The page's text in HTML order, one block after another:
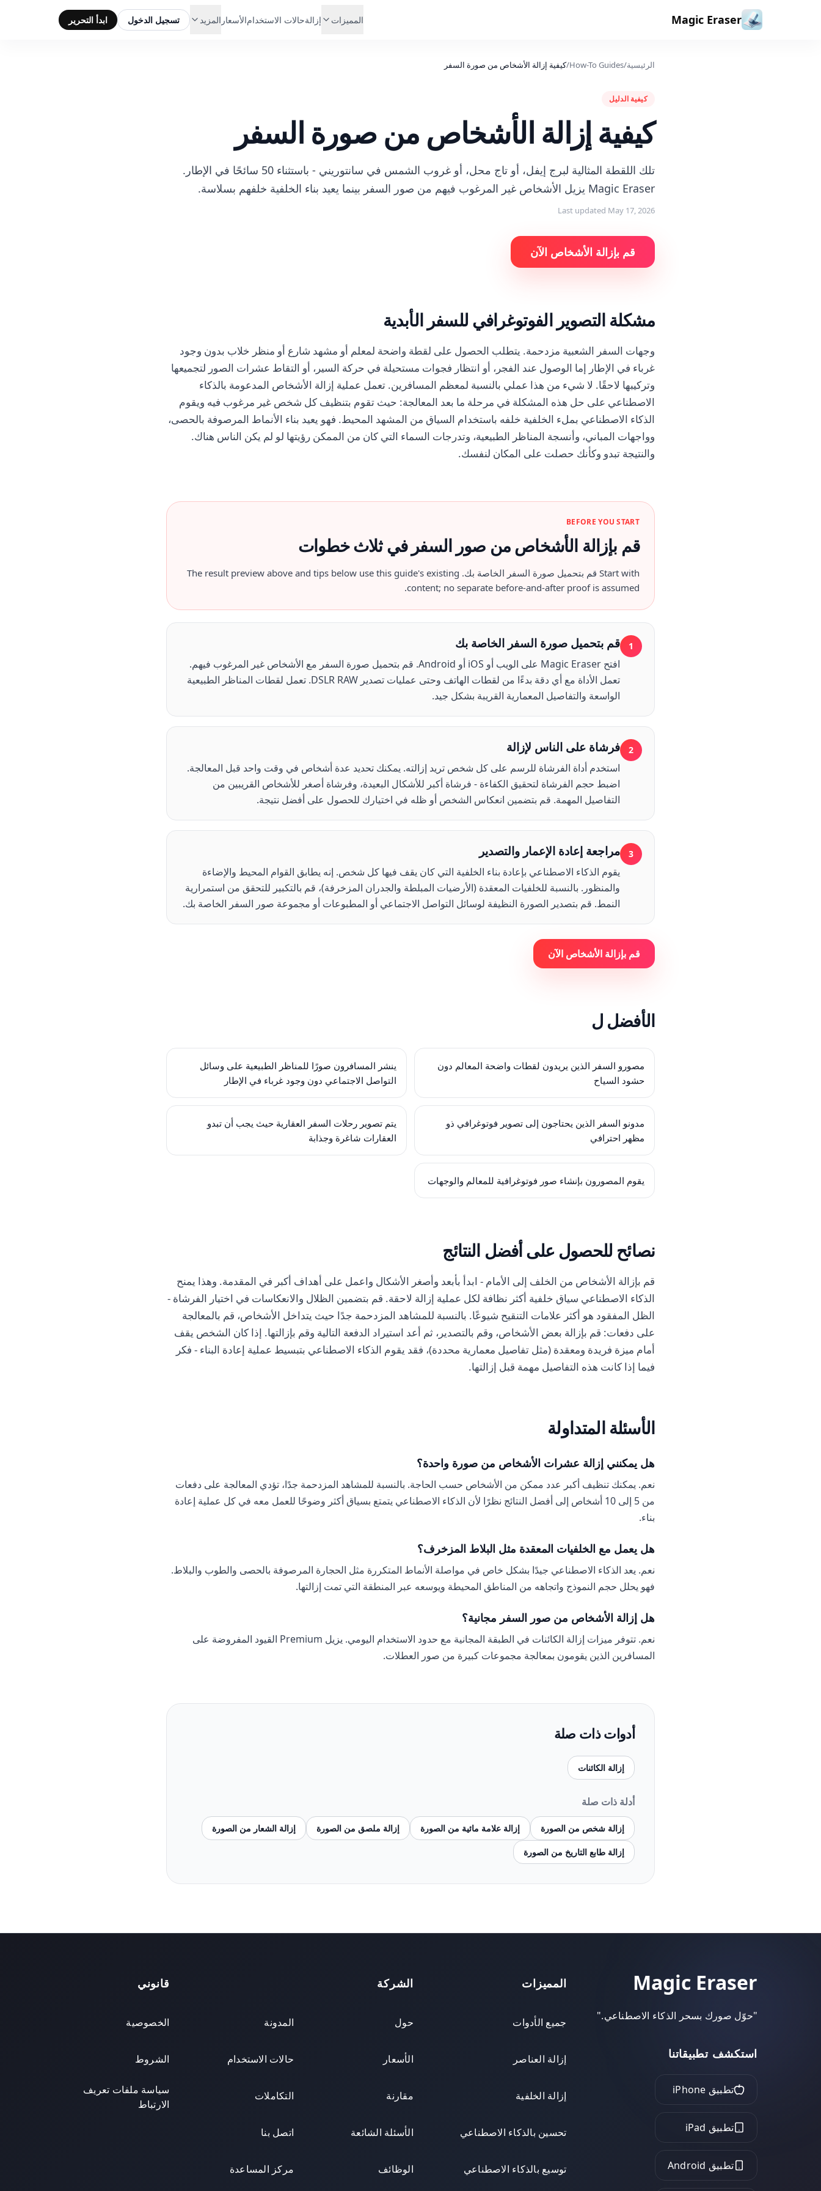
تخطي إلى المحتوى
Magic Eraser المميزات إزالةحالات الاستخدامالأسعار المزيد تسجيل الدخول ابدأ التحرير
الرئيسية/
How-To Guides
/كيفية إزالة الأشخاص من صورة السفر
كيفية الدليل
كيفية إزالة الأشخاص من صورة السفر
تلك اللقطة المثالية لبرج إيفل، أو تاج محل، أو غروب الشمس في سانتوريني - باستثناء 50 سائحًا في الإطار.
Magic Eraser يزيل الأشخاص غير المرغوب فيهم من صور السفر بينما يعيد بناء الخلفية خلفهم بسلاسة.
Last updated May 17, 2026
قم بإزالة الأشخاص الآن
مشكلة التصوير الفوتوغرافي للسفر الأبدية
وجهات السفر الشعبية مزدحمة. يتطلب الحصول على لقطة واضحة لمعلم أو مشهد شارع أو منظر خلاب بدون وجود
غرباء في الإطار إما الوصول عند الفجر، أو انتظار فجوات مستحيلة في حركة السير، أو التقاط عشرات الصور لتجميعها
وتركيبها لاحقًا. لا شيء من هذا عملي بالنسبة لمعظم المسافرين. تعمل عملية إزالة الأشخاص المدعومة بالذكاء
الاصطناعي على حل هذه المشكلة في مرحلة ما بعد المعالجة: حيث تقوم بتنظيف كل شخص غير مرغوب فيه ويقوم
الذكاء الاصطناعي بملء الخلفية خلفه باستخدام السياق من المشهد المحيط. فهو يعيد بناء الأنماط المرصوفة بالحصى،
وواجهات المباني، وأنسجة المناظر الطبيعية، وتدرجات السماء التي كان من الممكن رؤيتها لو لم يكن الناس هناك.
والنتيجة تبدو وكأنك حصلت على المكان لنفسك.
BEFORE YOU START
قم بإزالة الأشخاص من صور السفر في ثلاث خطوات
Start with قم بتحميل صورة السفر الخاصة بك . The result preview above and tips below use this guide's existing
content; no separate before-and-after proof is assumed.
1 قم بتحميل صورة السفر الخاصة بك
افتح Magic Eraser على الويب أو iOS أو Android. قم بتحميل صورة السفر مع الأشخاص غير المرغوب فيهم.
تعمل الأداة مع أي دقة بدءًا من لقطات الهاتف وحتى عمليات تصدير DSLR RAW. تعمل لقطات المناظر الطبيعية
الواسعة والتفاصيل المعمارية القريبة بشكل جيد.
2 فرشاة على الناس لإزالة
استخدم أداة الفرشاة للرسم على كل شخص تريد إزالته. يمكنك تحديد عدة أشخاص في وقت واحد قبل المعالجة.
اضبط حجم الفرشاة لتحقيق الكفاءة - فرشاة أكبر للأشكال البعيدة، وفرشاة أصغر للأشخاص القريبين من
التفاصيل المهمة. قم بتضمين انعكاس الشخص أو ظله في اختيارك للحصول على أفضل نتيجة.
3 مراجعة إعادة الإعمار والتصدير
يقوم الذكاء الاصطناعي بإعادة بناء الخلفية التي كان يقف فيها كل شخص. إنه يطابق القوام المحيط والإضاءة
والمنظور. بالنسبة للخلفيات المعقدة (الأرضيات المبلطة والجدران المزخرفة)، قم بالتكبير للتحقق من استمرارية
النمط. قم بتصدير الصورة النظيفة لوسائل التواصل الاجتماعي أو المطبوعات أو مجموعة صور السفر الخاصة بك.
قم بإزالة الأشخاص الآن
الأفضل ل
مصورو السفر الذين يريدون لقطات واضحة المعالم دون
حشود السياح
ينشر المسافرون صورًا للمناظر الطبيعية على وسائل
التواصل الاجتماعي دون وجود غرباء في الإطار
مدونو السفر الذين يحتاجون إلى تصوير فوتوغرافي ذو
مظهر احترافي
يتم تصوير رحلات السفر العقارية حيث يجب أن تبدو
العقارات شاغرة وجذابة
يقوم المصورون بإنشاء صور فوتوغرافية للمعالم والوجهات
نصائح للحصول على أفضل النتائج
قم بإزالة الأشخاص من الخلف إلى الأمام - ابدأ بأبعد وأصغر الأشكال واعمل على أهداف أكبر في المقدمة. وهذا يمنح
الذكاء الاصطناعي سياق خلفية أكثر نظافة لكل عملية إزالة لاحقة. قم بتضمين الظلال والانعكاسات في اختيار الفرشاة -
الظل المفقود هو أكثر علامات التنقيح شيوعًا. بالنسبة للمشاهد المزدحمة جدًا حيث يتداخل الأشخاص، قم بالمعالجة
على دفعات: قم بإزالة بعض الأشخاص، وقم بالتصدير، ثم أعد استيراد الدفعة التالية وقم بإزالتها. إذا كان الشخص يقف
أمام ميزة فريدة ومعقدة (مثل تفاصيل معمارية محددة)، فقد يقوم الذكاء الاصطناعي بتبسيط عملية إعادة البناء - فكر
فيما إذا كانت هذه التفاصيل مهمة قبل إزالتها.
الأسئلة المتداولة
هل يمكنني إزالة عشرات الأشخاص من صورة واحدة؟
نعم. يمكنك تنظيف أكبر عدد ممكن من الأشخاص حسب الحاجة. بالنسبة للمشاهد المزدحمة جدًا، تؤدي المعالجة على دفعات
من 5 إلى 10 أشخاص إلى أفضل النتائج نظرًا لأن الذكاء الاصطناعي يتمتع بسياق أكثر وضوحًا للعمل معه في كل عملية إعادة
بناء.
هل يعمل مع الخلفيات المعقدة مثل البلاط المزخرف؟
نعم. يعد الذكاء الاصطناعي جيدًا بشكل خاص في مواصلة الأنماط المتكررة مثل الحجارة المرصوفة بالحصى والطوب والبلاط.
فهو يحلل حجم النموذج واتجاهه من المناطق المحيطة ويوسعه عبر المنطقة التي تمت إزالتها.
هل إزالة الأشخاص من صور السفر مجانية؟
نعم. تتوفر ميزات إزالة الكائنات في الطبقة المجانية مع حدود الاستخدام اليومي. يزيل Premium القيود المفروضة على
المسافرين الذين يقومون بمعالجة مجموعات كبيرة من صور العطلات.
أدوات ذات صلة
إزالة الكائنات
أدلة ذات صلة
إزالة شخص من الصورة إزالة علامة مائية من الصورة إزالة ملصق من الصورة إزالة الشعار من الصورة
إزالة طابع التاريخ من الصورة
Magic Eraser
"حوّل صورك بسحر الذكاء الاصطناعي."
استكشف تطبيقاتنا
تطبيق iPhone
تطبيق iPad
تطبيق Android
المميزات
جميع الأدوات
إزالة العناصر
إزالة الخلفية
تحسين بالذكاء الاصطناعي
توسيع بالذكاء الاصطناعي
الشركة
حول المدونة
الأسعار حالات الاستخدام
مقارنة التكاملات
الأسئلة الشائعة اتصل بنا
الوظائف مركز المساعدة
قانوني
الخصوصية
الشروط
سياسة ملفات تعريف
الارتباط